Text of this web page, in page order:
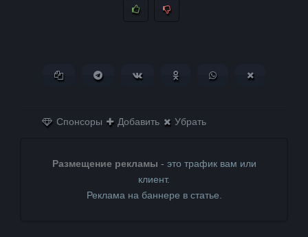
Копировать ссылкуПоделиться в Telegram
Поделиться ВКонтактеПоделиться в
Поделиться в
Спонсоры Добавить Убрать
Размещение рекламы - это трафик вам или
клиент.
Реклама на баннере в статье.